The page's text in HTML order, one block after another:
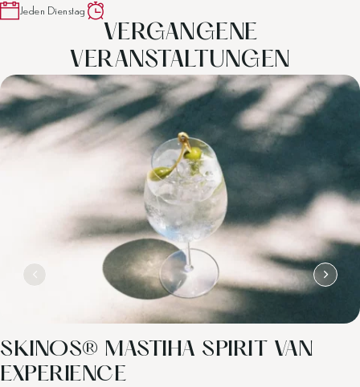
Jeden Dienstag
VERGANGENE
VERANSTALTUNGEN
SKINOS® MASTIHA SPIRIT VAN
EXPERIENCE